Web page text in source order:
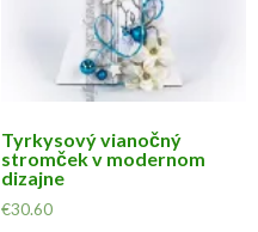
Tyrkysový vianočný
stromček v modernom
dizajne
€30.60